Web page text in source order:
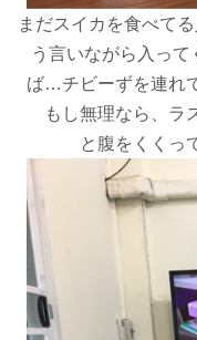
まだスイカを食べて
う言いながら入っ
ば…チビーずを連れ
もし無理なら、ラ
と腹をくくっ